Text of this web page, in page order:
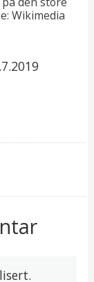
Wikimedia